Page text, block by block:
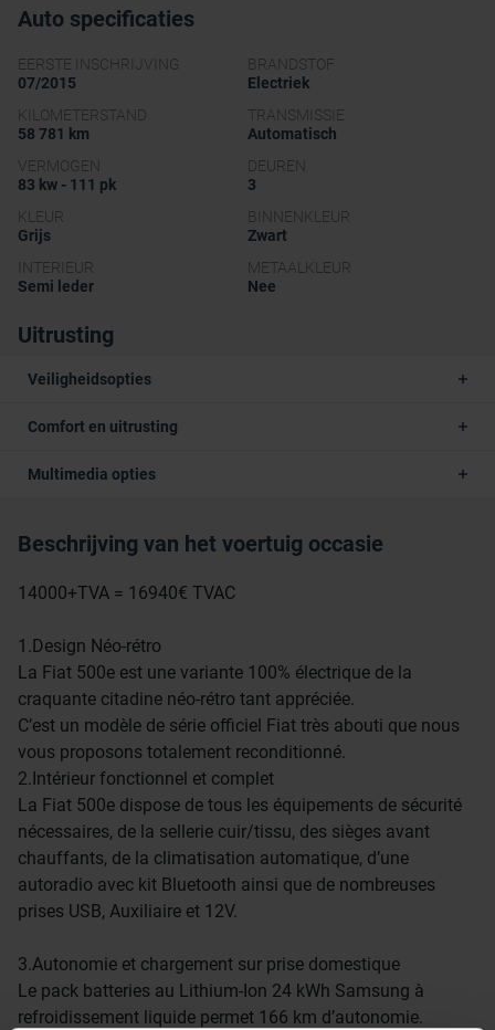
Auto specificaties
EERSTE INSCHRIJVING
07/2015
BRANDSTOF
Electriek
KILOMETERSTAND
58 781 km
TRANSMISSIE
Automatisch
VERMOGEN
83 kw - 111 pk
DEUREN
3
KLEUR
Grijs
BINNENKLEUR
Zwart
INTERIEUR
Semi leder
METAALKLEUR
Nee
Uitrusting
Veiligheidsopties
Comfort en uitrusting
Multimedia opties
Beschrijving van het voertuig occasie
14000+TVA = 16940€ TVAC
1.Design Néo-rétro
La Fiat 500e est une variante 100% électrique de la
craquante citadine néo-rétro tant appréciée.
C’est un modèle de série officiel Fiat très abouti que nous
vous proposons totalement reconditionné.
2.Intérieur fonctionnel et complet
La Fiat 500e dispose de tous les équipements de sécurité
nécessaires, de la sellerie cuir/tissu, des sièges avant
chauffants, de la climatisation automatique, d’une
autoradio avec kit Bluetooth ainsi que de nombreuses
prises USB, Auxiliaire et 12V.
3.Autonomie et chargement sur prise domestique
Le pack batteries au Lithium-Ion 24 kWh Samsung à
refroidissement liquide permet 166 km d’autonomie.